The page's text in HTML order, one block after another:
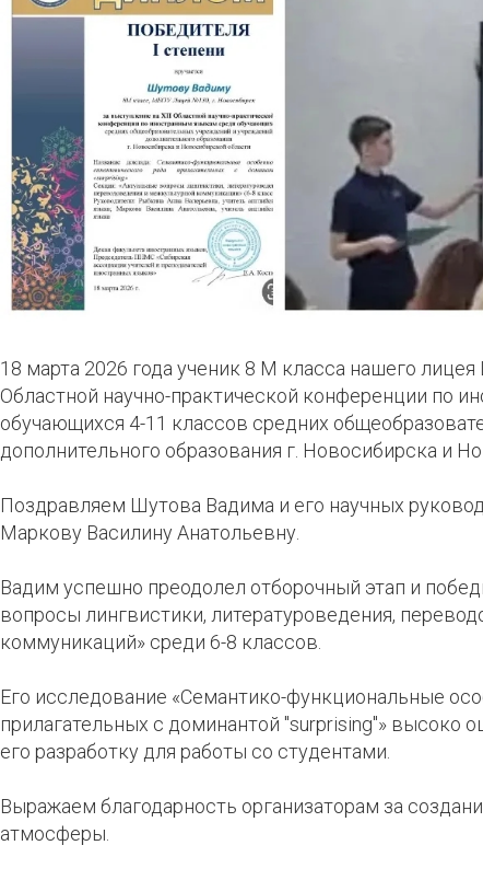
18 марта 2026 года ученик 8 М класса нашего
Областной научно-практической конференции по
обучающихся 4-11 классов средних
дополнительного образования г. Новосибирска и
Поздравляем Шутова Вадима и его научных
Маркову Василину Анатольевну.
Вадим успешно преодолел отборочный этап и
вопросы лингвистики, литературоведения,
коммуникаций» среди 6-8 классов.
Его исследование «Семантико-функциональные
прилагательных с доминантой "surprising"» высоко
его разработку для работы со студентами.
Выражаем благодарность организаторам за
атмосферы.